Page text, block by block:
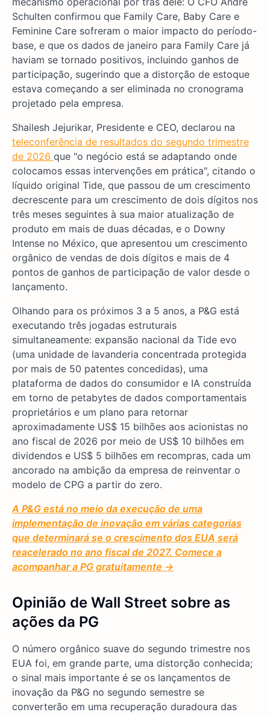
Schulten confirmou que Family Care, Baby Care e
Feminine Care sofreram o maior impacto do período-
base, e que os dados de janeiro para Family Care já
haviam se tornado positivos, incluindo ganhos de
participação, sugerindo que a distorção de estoque
estava começando a ser eliminada no cronograma
projetado pela empresa.
Shailesh Jejurikar, Presidente e CEO, declarou na
teleconferência de resultados do segundo trimestre
de 2026 que "o negócio está se adaptando onde
colocamos essas intervenções em prática", citando o
líquido original Tide, que passou de um crescimento
decrescente para um crescimento de dois dígitos nos
três meses seguintes à sua maior atualização de
produto em mais de duas décadas, e o Downy
Intense no México, que apresentou um crescimento
orgânico de vendas de dois dígitos e mais de 4
pontos de ganhos de participação de valor desde o
lançamento.
Olhando para os próximos 3 a 5 anos, a P&G está
executando três jogadas estruturais
simultaneamente: expansão nacional da Tide evo
(uma unidade de lavanderia concentrada protegida
por mais de 50 patentes concedidas), uma
plataforma de dados do consumidor e IA construída
em torno de petabytes de dados comportamentais
proprietários e um plano para retornar
aproximadamente US$ 15 bilhões aos acionistas no
ano fiscal de 2026 por meio de US$ 10 bilhões em
dividendos e US$ 5 bilhões em recompras, cada um
ancorado na ambição da empresa de reinventar o
modelo de CPG a partir do zero.
A P&G está no meio da execução de uma
implementação de inovação em várias categorias
que determinará se o crescimento dos EUA será
reacelerado no ano fiscal de 2027. Comece a
acompanhar a PG gratuitamente →
Opinião de Wall Street sobre as
ações da PG
O número orgânico suave do segundo trimestre nos
EUA foi, em grande parte, uma distorção conhecida;
o sinal mais importante é se os lançamentos de
inovação da P&G no segundo semestre se
converterão em uma recuperação duradoura das